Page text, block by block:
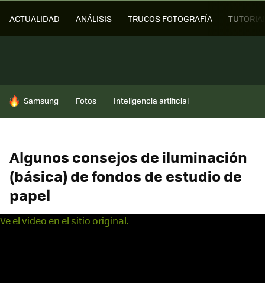
ACTUALIDAD ANÁLISIS TRUCOS FOTOGRAFÍA
HOY SE HABLA DE
Samsung Fotos Inteligencia artificial
Algunos consejos de iluminación
(básica) de fondos de estudio de
papel
Ve el video en el sitio original.